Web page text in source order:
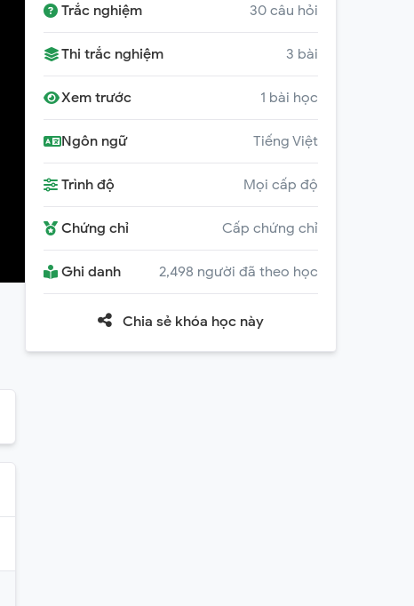
Trắc nghiệm 30 câu hỏi
Thi trắc nghiệm 3 bài
Xem trước 1 bài học
Ngôn ngữ Tiếng Việt
Trình độ Mọi cấp độ
Chứng chỉ Cấp chứng chỉ
Ghi danh 2,498 người đã theo học
Chia sẻ khóa học này